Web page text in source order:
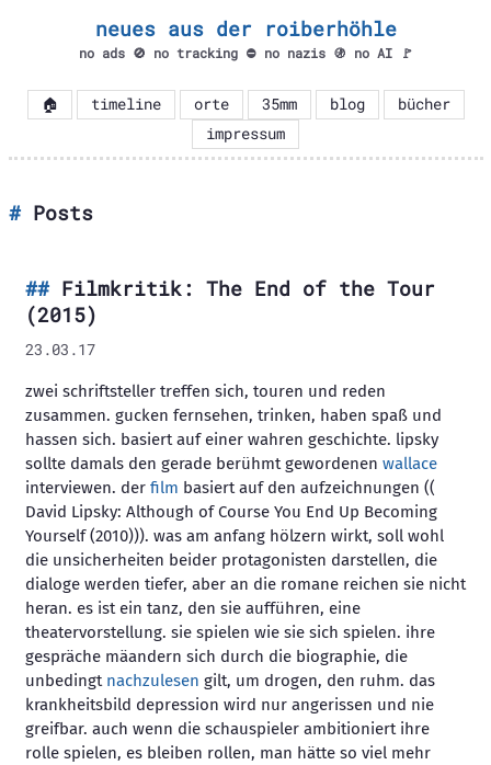
neues aus der roiberhöhle
no ads 🚫 no tracking ⛔ no nazis 🚯 no AI 🚩
🏠 timeline orte 35mm blog
bücher
impressum
Posts
Filmkritik: The End of the Tour
(2015)
23.03.17
zwei schriftsteller treffen sich, touren und reden
zusammen. gucken fernsehen, trinken, haben spaß und
hassen sich. basiert auf einer wahren geschichte. lipsky
sollte damals den gerade berühmt gewordenen wallace
interviewen. der film basiert auf den aufzeichnungen ((
David Lipsky: Although of Course You End Up Becoming
Yourself (2010))). was am anfang hölzern wirkt, soll wohl
die unsicherheiten beider protagonisten darstellen, die
dialoge werden tiefer, aber an die romane reichen sie nicht
heran. es ist ein tanz, den sie aufführen, eine
theatervorstellung. sie spielen wie sie sich spielen. ihre
gespräche mäandern sich durch die biographie, die
unbedingt nachzulesen gilt, um drogen, den ruhm. das
krankheitsbild depression wird nur angerissen und nie
greifbar. auch wenn die schauspieler ambitioniert ihre
rolle spielen, es bleiben rollen, man hätte so viel mehr